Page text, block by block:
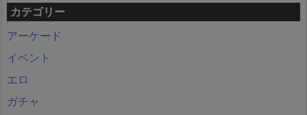
カテゴリー
アーケード
イベント
エロ
ガチャ